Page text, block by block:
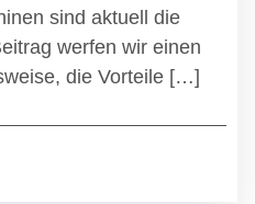
sind aktuell die
werfen wir einen
die Vorteile […]